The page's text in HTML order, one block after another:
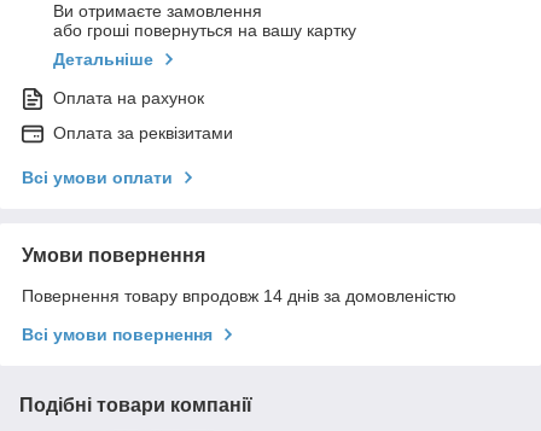
Ви отримаєте замовлення
або гроші повернуться на вашу картку
Детальніше
Оплата на рахунок
Оплата за реквізитами
Всі умови оплати
Умови повернення
Повернення товару впродовж 14 днів за домовленістю
Всі умови повернення
Подібні товари компанії